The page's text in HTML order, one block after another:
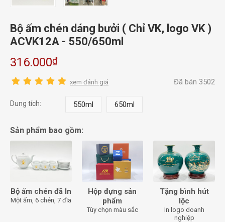
Bộ ấm chén dáng bưởi ( Chỉ VK, logo VK )
ACVK12A - 550/650ml
316.000₫
xem đánh giá Đã bán 3502
Dung tích: 550ml 650ml
Sản phẩm bao gồm:
Bộ ấm chén đã In
Một ấm, 6 chén, 7 đĩa
Hộp đựng sản
phẩm
Tùy chọn màu sắc
Tặng bình hút
lộc
In logo doanh
nghiệp